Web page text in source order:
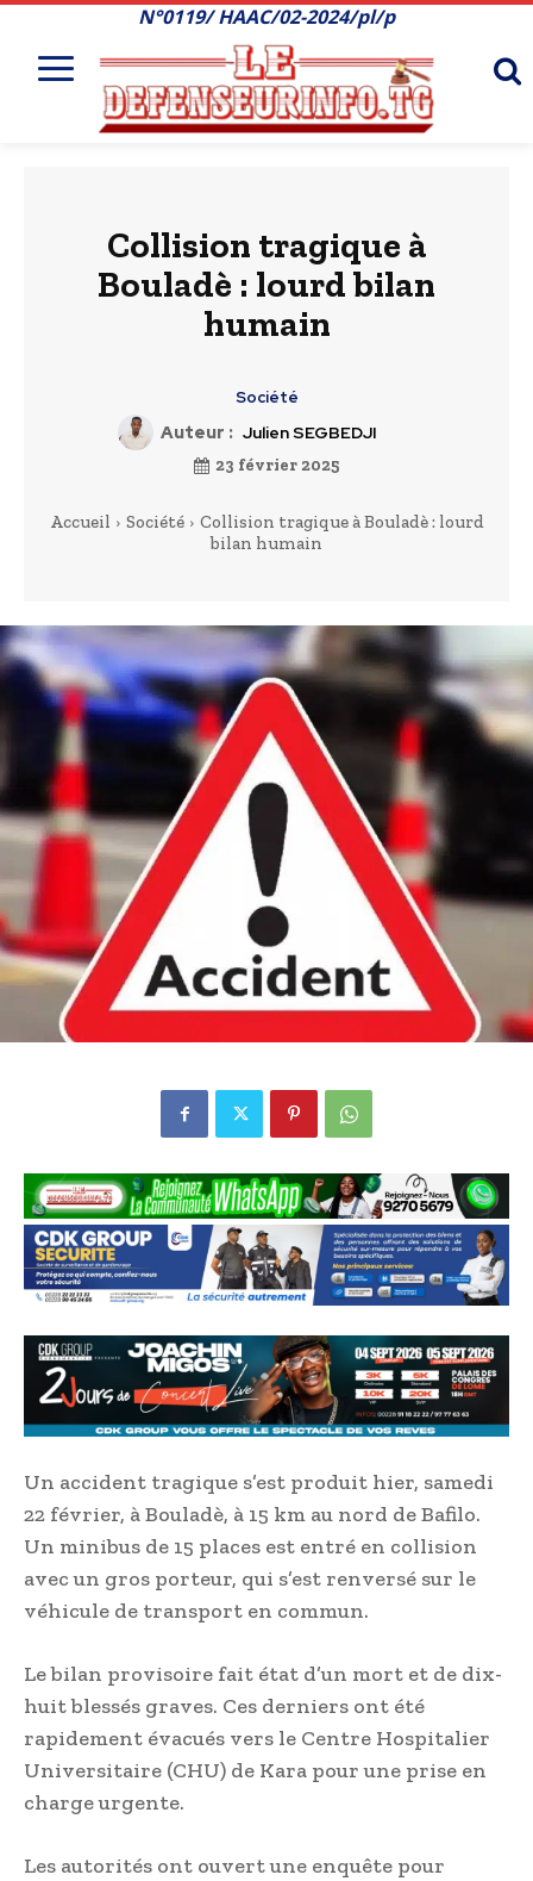
N°0119/ HAAC/02-2024/pl/p
Collision tragique à
Bouladè : lourd bilan
humain
Société
Auteur : Julien SEGBEDJI
23 février 2025
Accueil Société
Collision tragique à Bouladè : lourd
bilan humain
Un accident tragique s’est produit hier, samedi
22 février, à Bouladè, à 15 km au nord de Bafilo.
Un minibus de 15 places est entré en collision
avec un gros porteur, qui s’est renversé sur le
véhicule de transport en commun.
Le bilan provisoire fait état d’un mort et de dix-
huit blessés graves. Ces derniers ont été
rapidement évacués vers le Centre Hospitalier
Universitaire (CHU) de Kara pour une prise en
charge urgente.
Les autorités ont ouvert une enquête pour